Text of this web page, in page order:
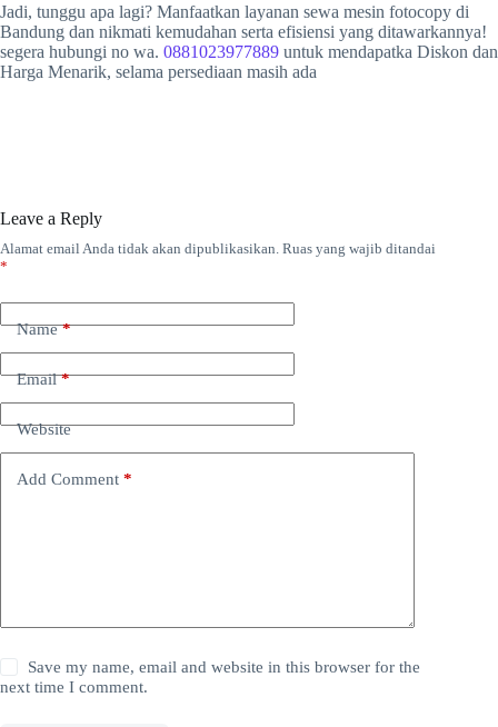
Jadi, tunggu apa lagi? Manfaatkan layanan sewa mesin fotocopy di
Bandung dan nikmati kemudahan serta efisiensi yang ditawarkannya!
segera hubungi no wa. 0881023977889 untuk mendapatka Diskon dan
Harga Menarik, selama persediaan masih ada
Leave a Reply
Alamat email Anda tidak akan dipublikasikan. Ruas yang wajib ditandai
*
Name*
Email*
Website
Add Comment *
Save my name, email and website in this browser for the
next time I comment.